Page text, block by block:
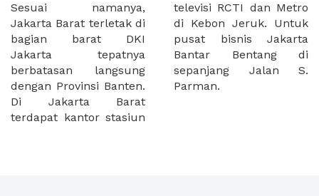
Sesuai namanya,
Jakarta Barat terletak di
bagian barat DKI
Jakarta tepatnya
berbatasan langsung
dengan Provinsi Banten.
Di Jakarta Barat
terdapat kantor stasiun
televisi RCTI dan Metro
di Kebon Jeruk. Untuk
pusat bisnis Jakarta
Bantar Bentang di
sepanjang Jalan S.
Parman.